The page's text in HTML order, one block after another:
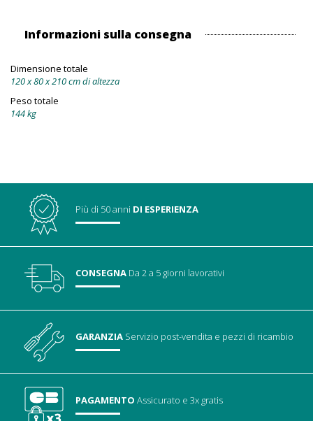
Informazioni sulla consegna
Dimensione totale
120 x 80 x 210 cm di altezza
Peso totale
144 kg
Più di 50 anni DI ESPERIENZA
CONSEGNA Da 2 a 5 giorni lavorativi
GARANZIA Servizio post-vendita e pezzi di ricambio
PAGAMENTO Assicurato e 3x gratis